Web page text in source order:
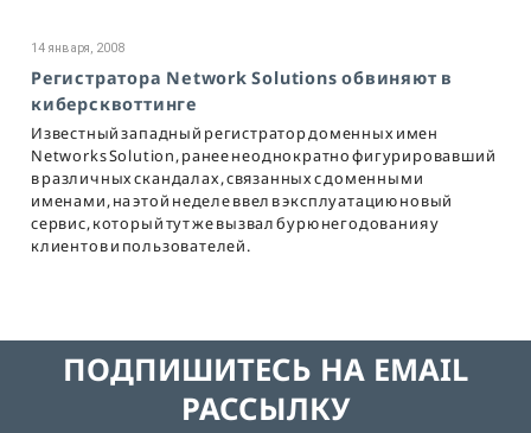
14 января, 2008
Регистратора Network Solutions обвиняют в
киберсквоттинге
Известный западный регистратор доменных имен
Networks Solution, ранее неоднократно фигурировавший
в различных скандалах, связанных с доменными
именами, на этой неделе ввел в эксплуатацию новый
сервис, который тут же вызвал бурю негодования у
клиентов и пользователей.
ПОДПИШИТЕСЬ НА EMAIL
РАССЫЛКУ